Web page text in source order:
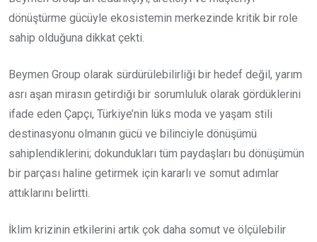
dönüştürme gücüyle ekosistemin merkezinde kritik bir role
sahip olduğuna dikkat çekti.
Beymen Group olarak sürdürülebilirliği bir hedef değil, yarım
asrı aşan mirasın getirdiği bir sorumluluk olarak gördüklerini
ifade eden Çapçı, Türkiye’nin lüks moda ve yaşam stili
destinasyonu olmanın gücü ve bilinciyle dönüşümü
sahiplendiklerini; dokundukları tüm paydaşları bu dönüşümün
bir parçası haline getirmek için kararlı ve somut adımlar
attıklarını belirtti.
İklim krizinin etkilerini artık çok daha somut ve ölçülebilir